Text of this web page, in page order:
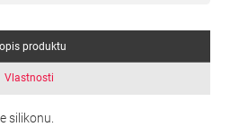
produktu
Vlastnosti
silikonu.